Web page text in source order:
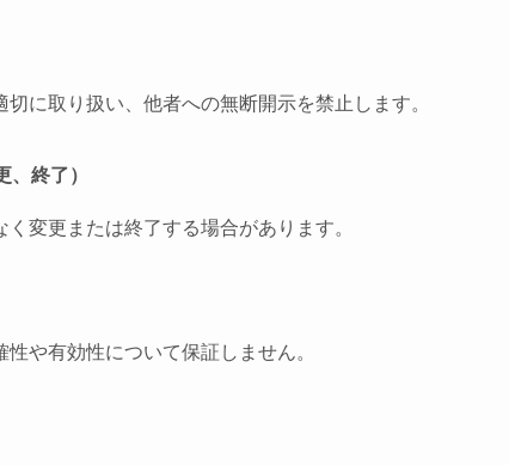
に取り扱い、他者への無断開示を禁止します。
終了）
変更または終了する場合があります。
や有効性について保証しません。